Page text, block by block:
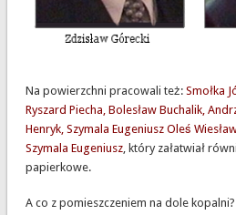
Na powierzchni pracowali też: Smołka
Ryszard Piecha, Bolesław Buchalik,
Henryk, Szymala Eugeniusz Oleś
Szymala Eugeniusz, który załatwiał
papierkowe.
A co z pomieszczeniem na dole